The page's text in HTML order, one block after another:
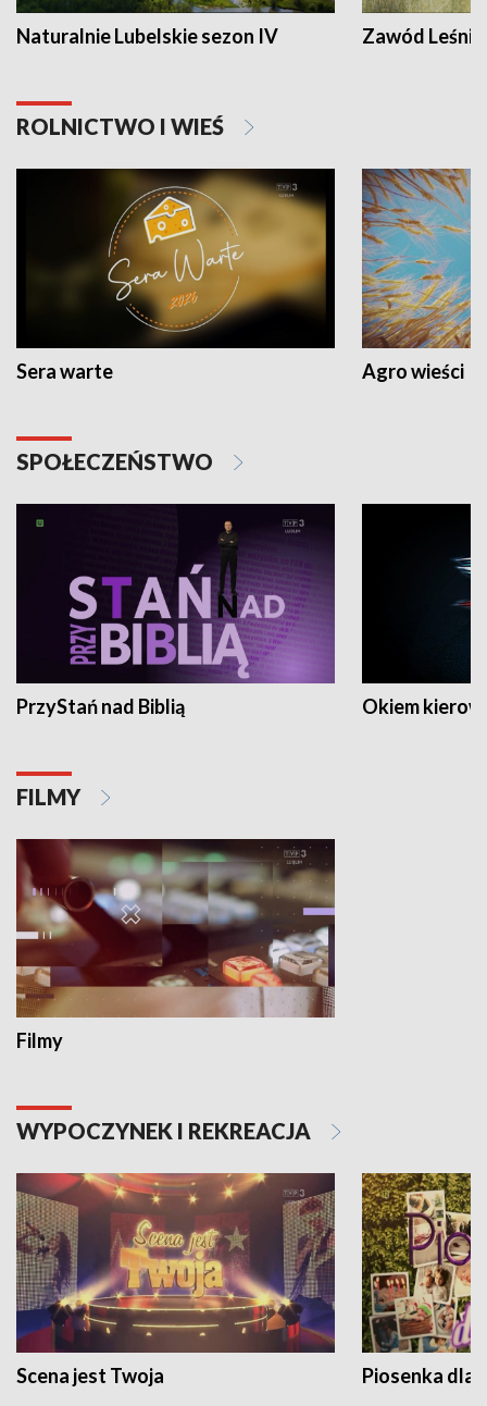
Naturalnie Lubelskie sezon IV Zawód Leśnik
ROLNICTWO I WIEŚ
Sera warte Agro wieści
SPOŁECZEŃSTWO
PrzyStań nad Biblią Okiem
FILMY
Filmy
WYPOCZYNEK I REKREACJA
Scena jest Twoja Piosenka dla